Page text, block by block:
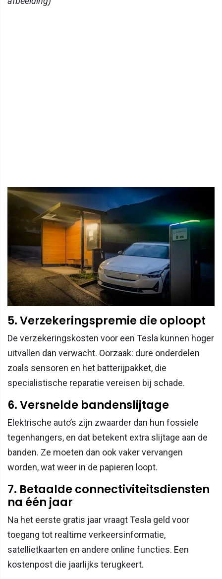
5. Verzekeringspremie die oploopt
De verzekeringskosten voor een Tesla kunnen hoger
uitvallen dan verwacht. Oorzaak: dure onderdelen
zoals sensoren en het batterijpakket, die
specialistische reparatie vereisen bij schade.
6. Versnelde bandenslijtage
Elektrische auto’s zijn zwaarder dan hun fossiele
tegenhangers, en dat betekent extra slijtage aan de
banden. Ze moeten dan ook vaker vervangen
worden, wat weer in de papieren loopt.
7. Betaalde connectiviteitsdiensten
na één jaar
Na het eerste gratis jaar vraagt Tesla geld voor
toegang tot realtime verkeersinformatie,
satellietkaarten en andere online functies. Een
kostenpost die jaarlijks terugkeert.